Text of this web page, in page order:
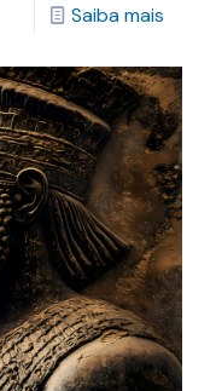
Saiba mais